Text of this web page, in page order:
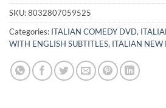
SKU:8032807059525
Categories: ITALIAN COMEDY DVD,
WITH ENGLISH SUBTITLES, ITALIAN NEW